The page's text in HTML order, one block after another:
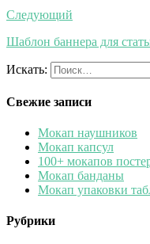
Следующий
Шаблон баннера для
Искать:
Свежие записи
Мокап наушников
Мокап капсул
100+ мокапов
Мокап банданы
Мокап упаковки
Рубрики